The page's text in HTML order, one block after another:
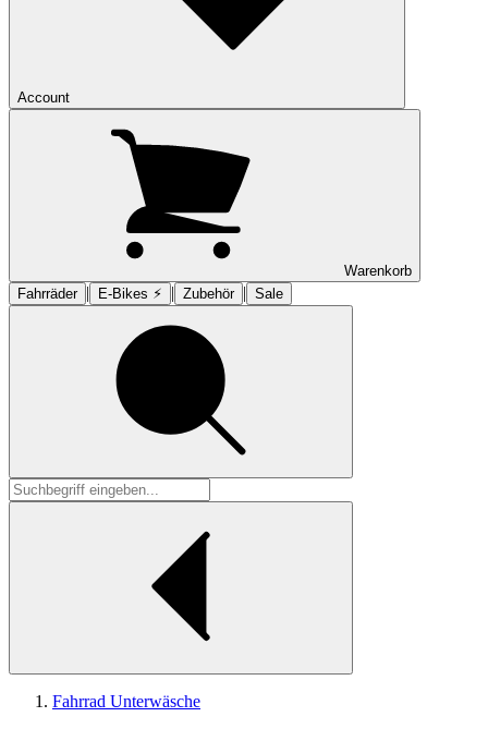
Account
Warenkorb
Fahrräder | E-Bikes ⚡︎ | Zubehör | Sale
Fahrrad Unterwäsche